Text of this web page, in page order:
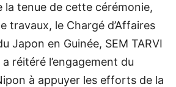
la tenue de cette cérémonie,
travaux, le Chargé d’Affaires
Japon en Guinée, SEM TARVI
réitéré l’engagement du
à appuyer les efforts de la